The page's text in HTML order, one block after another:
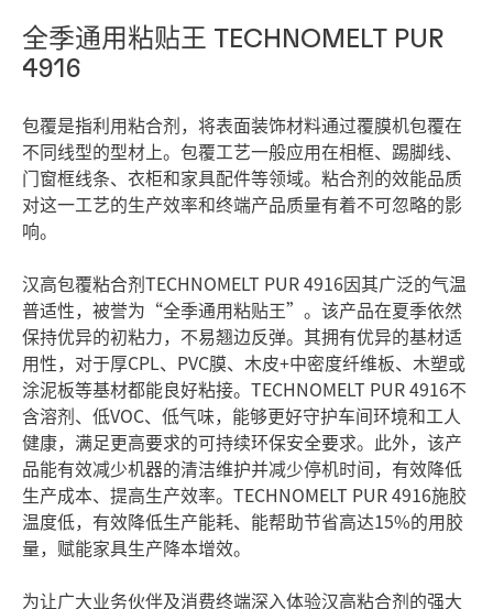
全季通用粘贴王 TECHNOMELT PUR
4916
包覆是指利用粘合剂，将表面装饰材料通过覆膜机包覆在
不同线型的型材上。包覆工艺一般应用在相框、踢脚线、
门窗框线条、衣柜和家具配件等领域。粘合剂的效能品质
对这一工艺的生产效率和终端产品质量有着不可忽略的影
响。
汉高包覆粘合剂TECHNOMELT PUR 4916因其广泛的气温
普适性，被誉为“全季通用粘贴王”。该产品在夏季依然
保持优异的初粘力，不易翘边反弹。其拥有优异的基材适
用性，对于厚CPL、PVC膜、木皮+中密度纤维板、木塑或
涂泥板等基材都能良好粘接。TECHNOMELT PUR 4916不
含溶剂、低VOC、低气味，能够更好守护车间环境和工人
健康，满足更高要求的可持续环保安全要求。此外，该产
品能有效减少机器的清洁维护并减少停机时间，有效降低
生产成本、提高生产效率。TECHNOMELT PUR 4916施胶
温度低，有效降低生产能耗、能帮助节省高达15%的用胶
量，赋能家具生产降本增效。
为让广大业务伙伴及消费终端深入体验汉高粘合剂的强大